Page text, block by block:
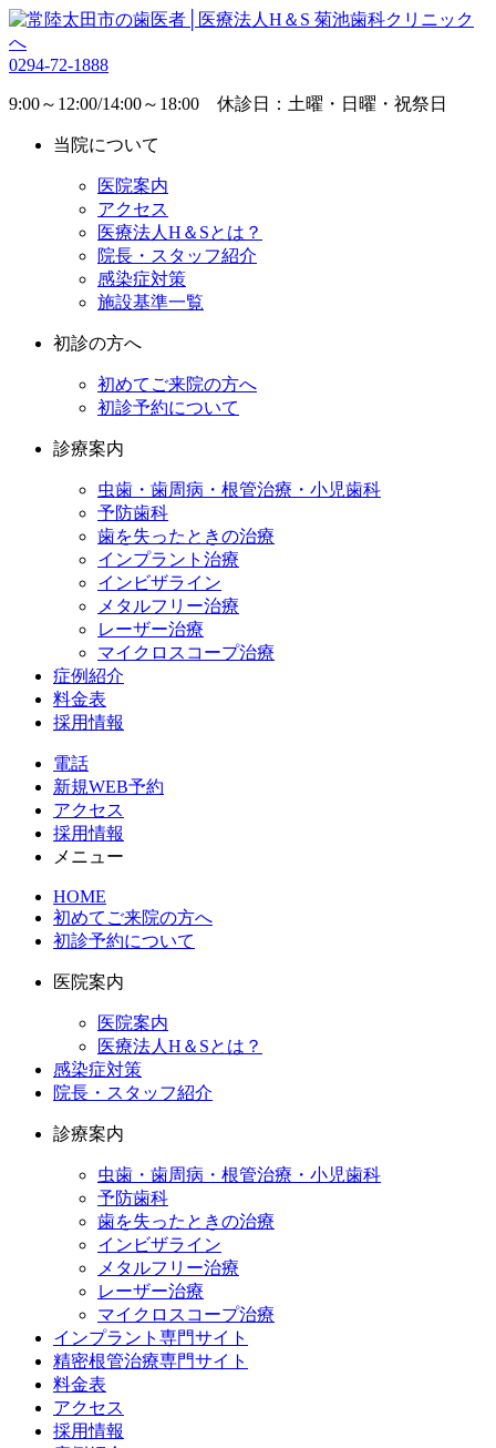
0294-72-1888
9:00～12:00/14:00～18:00 休診日：土曜・日曜・祝祭日
当院について
医院案内
アクセス
医療法人H＆Sとは？
院長・スタッフ紹介
感染症対策
施設基準一覧
初診の方へ
初めてご来院の方へ
初診予約について
診療案内
虫歯・歯周病・根管治療・小児歯科
予防歯科
歯を失ったときの治療
インプラント治療
インビザライン
メタルフリー治療
レーザー治療
マイクロスコープ治療
症例紹介
料金表
採用情報
電話
新規WEB予約
アクセス
採用情報
メニュー
HOME
初めてご来院の方へ
初診予約について
医院案内
医院案内
医療法人H＆Sとは？
感染症対策
院長・スタッフ紹介
診療案内
虫歯・歯周病・根管治療・小児歯科
予防歯科
歯を失ったときの治療
インビザライン
メタルフリー治療
レーザー治療
マイクロスコープ治療
インプラント専門サイト
精密根管治療専門サイト
料金表
アクセス
採用情報